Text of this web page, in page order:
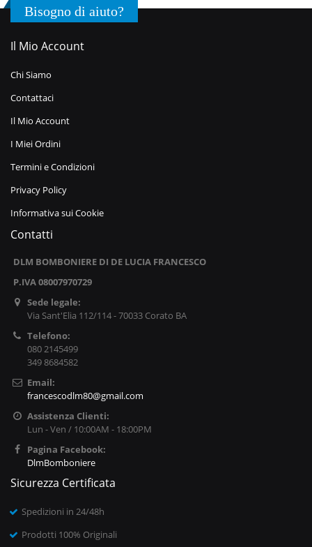
Bisogno di aiuto?
Il Mio Account
Chi Siamo
Contattaci
Il Mio Account
I Miei Ordini
Termini e Condizioni
Privacy Policy
Informativa sui Cookie
Contatti
DLM BOMBONIERE DI DE LUCIA FRANCESCO
P.IVA 08007970729
Sede legale:
Via Sant'Elia 112/114 - 70033 Corato BA
Telefono:
080 2145499
349 8684582
Email:
francescodlm80@gmail.com
Assistenza Clienti:
Lun - Ven / 10:00AM - 18:00PM
Pagina Facebook:
DlmBomboniere
Sicurezza Certificata
Spedizioni in 24/48h
Prodotti 100% Originali